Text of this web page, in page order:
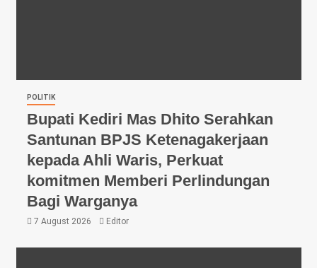
POLITIK
Bupati Kediri Mas Dhito Serahkan
Santunan BPJS Ketenagakerjaan
kepada Ahli Waris, Perkuat
komitmen Memberi Perlindungan
Bagi Warganya
7 August 2026 Editor